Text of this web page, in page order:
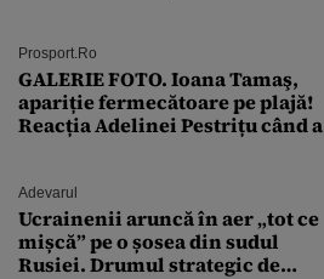
Prosport.ro
GALERIE FOTO. Ioana Tamaş,
apariție fermecătoare pe plajă!
Reacția Adelinei Pestrițu când a
Adevarul
Ucrainenii aruncă în aer „tot ce
mișcă” pe o șosea din sudul
Rusiei. Drumul strategic de